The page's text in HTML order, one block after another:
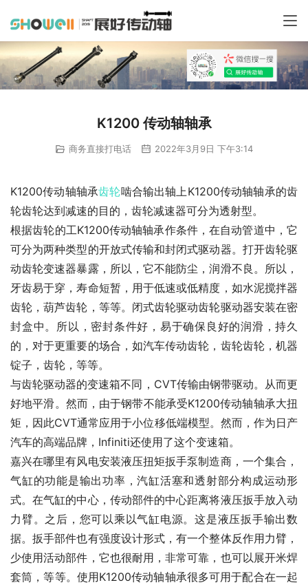
K1200 传动轴轴承
商务直接打电话 2022年3月9日 下午3:14
K1200传动轴轴承齿轮啮合输出轴上K1200传动轴轴承的齿
轮齿轮达到减速的目的，齿轮减速器可分为透射型。
根据齿轮的工K1200传动轴轴承作条件，在自动管道中，它
可分为两种类型的开放式传输和封闭式驱动器。打开齿轮驱
动齿轮变速器暴露，所以，它不能防尘，润滑不良。所以，
牙齿易于穿，寿命短暂，用于低速或低精度，如水泥搅拌器
齿轮，葫芦齿轮，等等。闭式齿轮驱动齿轮驱动器安装在密
封盒中。所以，密封条件好，易于确保良好的润滑，持久
的，对于更重要的场合，如汽车传动齿轮，齿轮齿轮，机器
锭子，齿轮，等等。
与齿轮驱动器的变速箱不同，CVT传输由钢带驱动。从而更
好地平滑。然而，由于钢带不能承受K1200传动轴轴承大扭
矩，因此CVT通常应用于小位移低端模型。然而，作为日产
汽车的高端品牌，Infiniti还使用了这个变速箱。
嘉兴在哪里有风电安装液压扭矩扳手泵制造商，一个集合，
气缸的功能是输出功率，汽缸活塞和透射部分构成运动形
式。在气缸的中心，传动部件的中心距离将液压扳手放入动
力臂。之后，您可以乘以气缸电源。这是液压扳手输出数
据。扳手部件也有强度设计形式，有一个整体反作用力臂，
少使用活动部件，它也很耐用，非常可靠，也可以展开米焊
套筒，等等。使用K1200传动轴轴承很多可用于配合在一起